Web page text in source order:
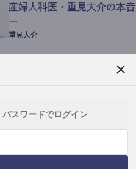
パスワードでログイン
産婦人科医・重見大介の本
ー
重見大介
なつなつ（化粧品・皮膚科学の研究者）
ｺｯｶﾗSaaS